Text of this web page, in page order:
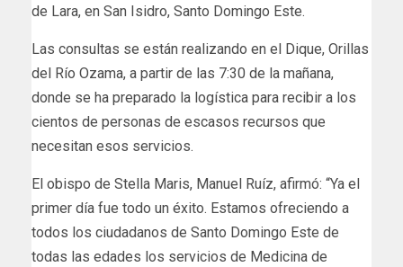
de Lara, en San Isidro, Santo Domingo Este.
Las consultas se están realizando en el Dique, Orillas
del Río Ozama, a partir de las 7:30 de la mañana,
donde se ha preparado la logística para recibir a los
cientos de personas de escasos recursos que
necesitan esos servicios.
El obispo de Stella Maris, Manuel Ruíz, afirmó: “Ya el
primer día fue todo un éxito. Estamos ofreciendo a
todos los ciudadanos de Santo Domingo Este de
todas las edades los servicios de Medicina de